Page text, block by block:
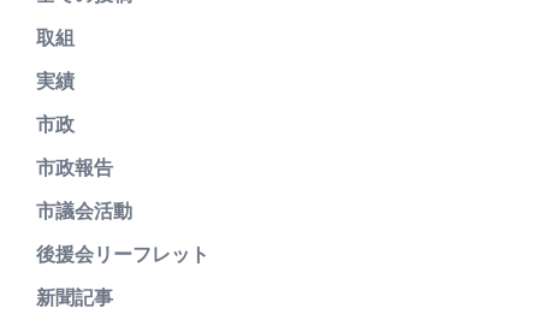
取組
実績
市政
市政報告
市議会活動
後援会リーフレット
新聞記事